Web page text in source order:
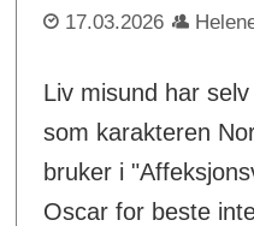
17.03.2026
Liv misund har
som karakteren
bruker i
Oscar for beste